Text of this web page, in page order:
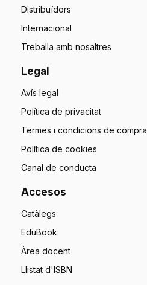
Distribuïdors
Internacional
Treballa amb nosaltres
Legal
Avís legal
Política de privacitat
Termes i condicions de compra
Política de cookies
Canal de conducta
Accesos
Catàlegs
EduBook
Àrea docent
Llistat d'ISBN